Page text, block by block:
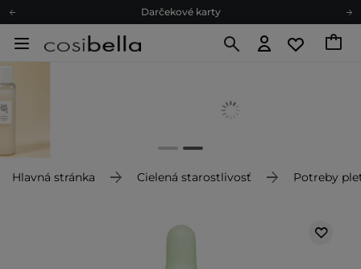
Darčekové karty
Ekologické balenie
Hlavná stránka Cielená starostlivosť Potreby